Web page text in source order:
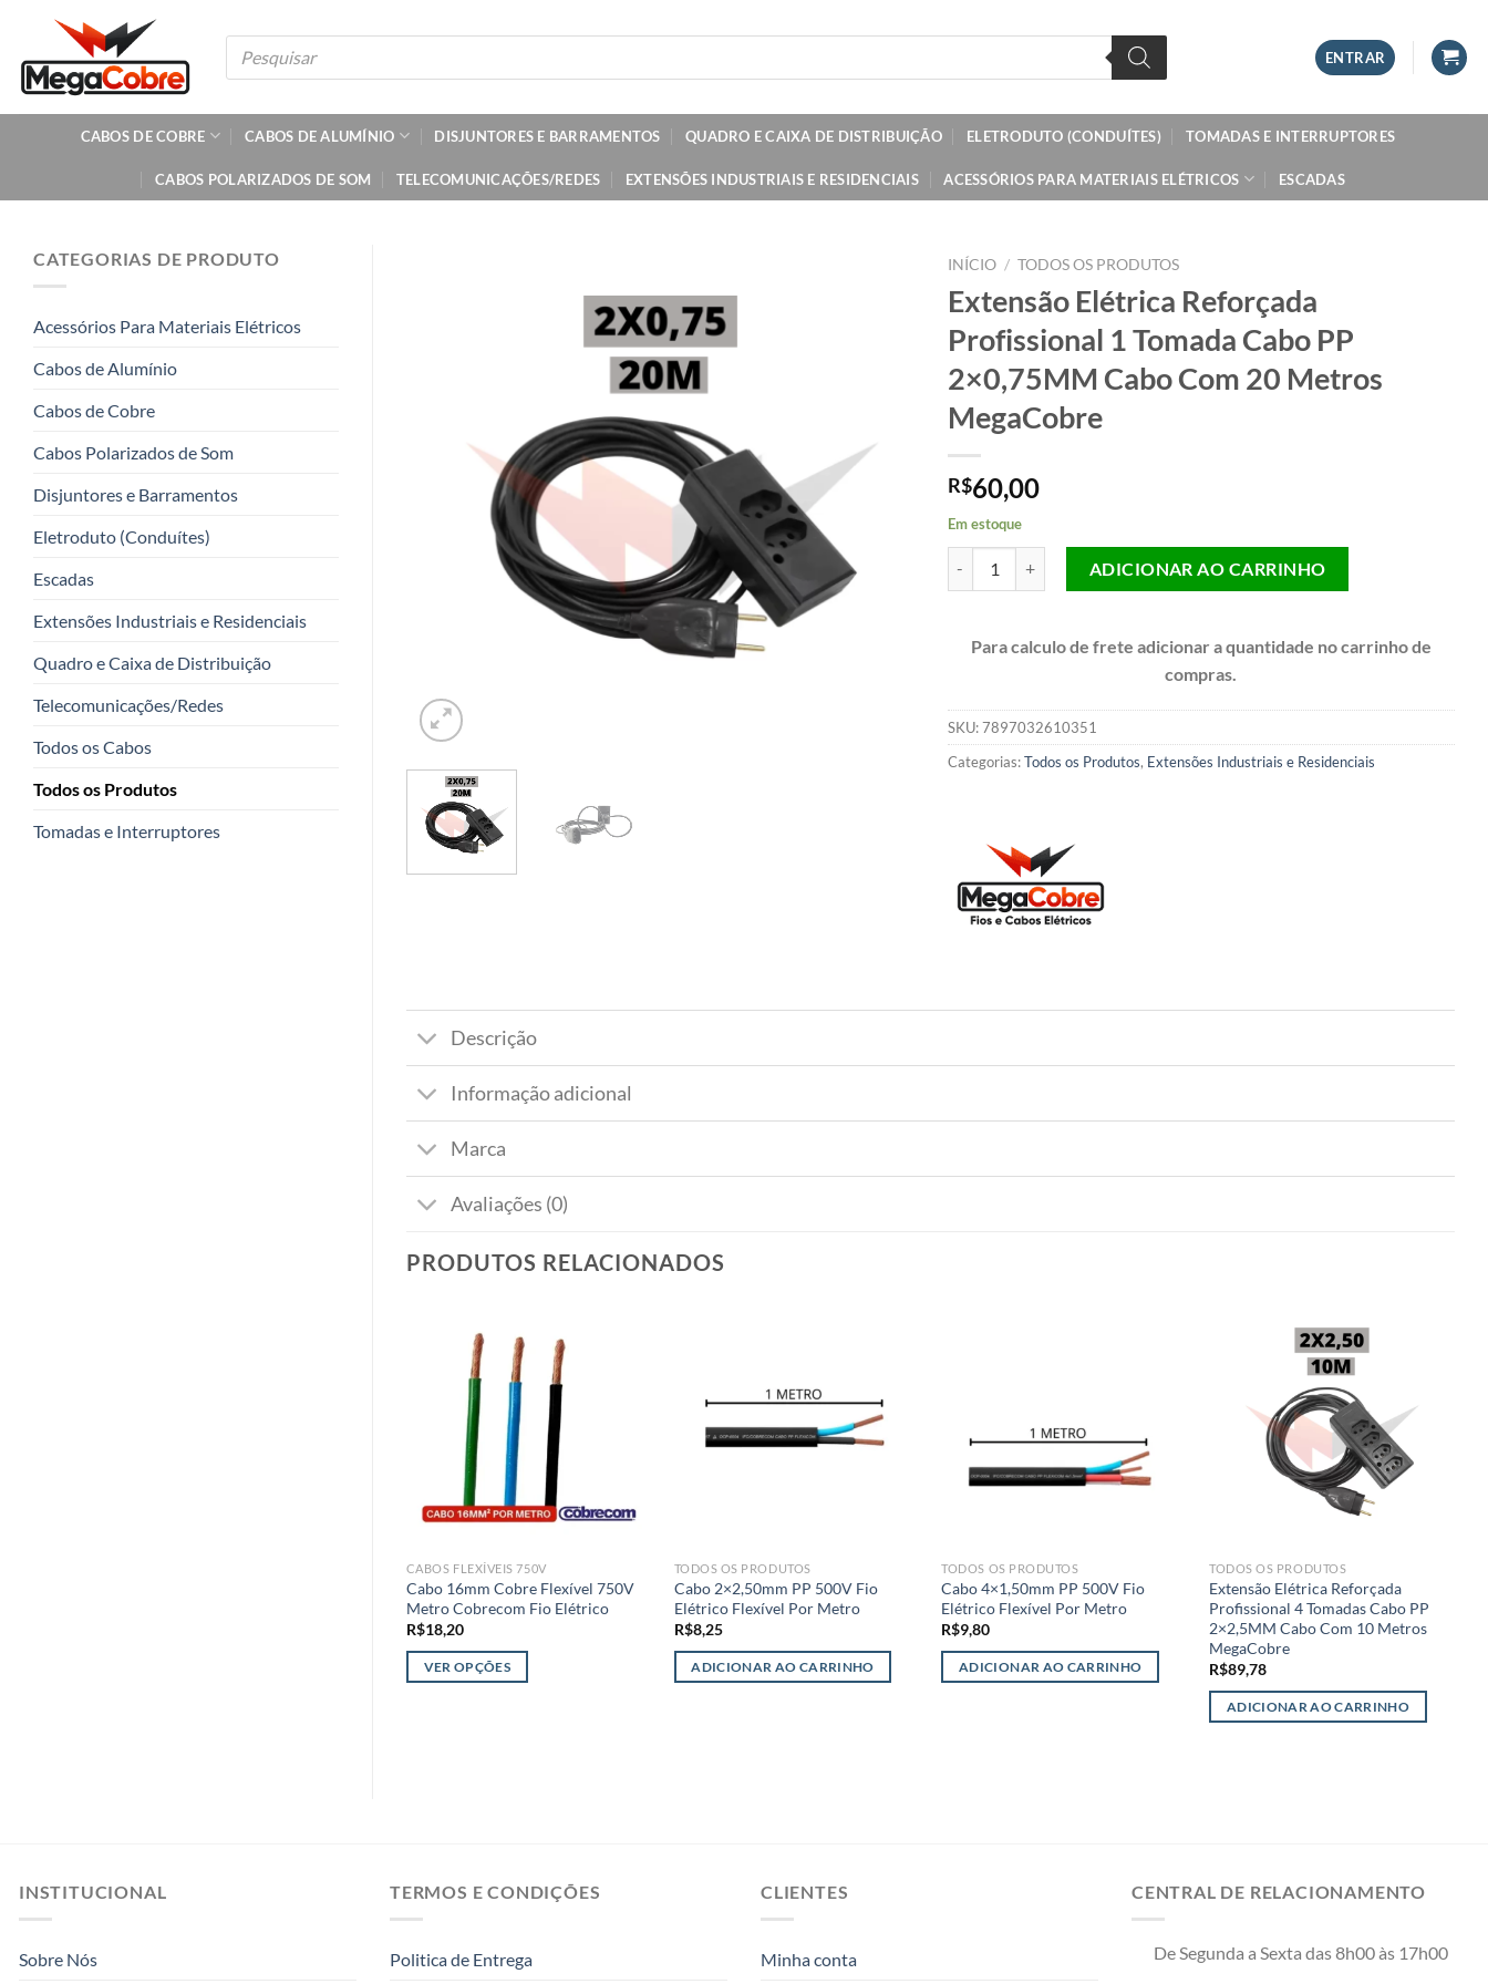
content
Pesquisar
produtos
ENTRAR
CABOS DE COBRE CABOS DE ALUMÍNIO DISJUNTORES E BARRAMENTOS QUADRO E CAIXA DE DISTRIBUIÇÃO ELETRODUTO (CONDUÍTES) TOMADAS E INTERRUPTORES
CABOS POLARIZADOS DE SOM TELECOMUNICAÇÕES/REDES EXTENSÕES INDUSTRIAIS E RESIDENCIAIS ACESSÓRIOS PARA MATERIAIS ELÉTRICOS ESCADAS
CATEGORIAS DE PRODUTO
Acessórios Para Materiais Elétricos
Cabos de Alumínio
Cabos de Cobre
Cabos Polarizados de Som
Disjuntores e Barramentos
Eletroduto (Conduítes)
Escadas
Extensões Industriais e Residenciais
Quadro e Caixa de Distribuição
Telecomunicações/Redes
Todos os Cabos
Todos os Produtos
Tomadas e Interruptores
INÍCIO / TODOS OS PRODUTOS
Extensão Elétrica Reforçada
Profissional 1 Tomada Cabo PP
2×0,75MM Cabo Com 20 Metros
MegaCobre
R$60,00
Em estoque
ADICIONAR AO CARRINHO
Para calculo de frete adicionar a quantidade no carrinho de
compras.
SKU:7897032610351
Categorias:Todos os Produtos, Extensões Industriais e Residenciais
Descrição
Informação adicional
Marca
Avaliações (0)
PRODUTOS RELACIONADOS
CABOS FLEXÍVEIS 750V
Cabo 16mm Cobre Flexível 750V
Metro Cobrecom Fio Elétrico
R$18,20
VER OPÇÕES
ser
escolhidas
TODOS OS PRODUTOS
Cabo 2×2,50mm PP 500V Fio
Elétrico Flexível Por Metro
R$8,25
ADICIONAR AO CARRINHO
TODOS OS PRODUTOS
Cabo 4×1,50mm PP 500V Fio
Elétrico Flexível Por Metro
R$9,80
ADICIONAR AO CARRINHO
TODOS OS PRODUTOS
Extensão Elétrica Reforçada
Profissional 4 Tomadas Cabo PP
2×2,5MM Cabo Com 10 Metros
MegaCobre
R$89,78
ADICIONAR AO CARRINHO
INSTITUCIONAL
Sobre Nós
TERMOS E CONDIÇÕES
Politica de Entrega
CLIENTES
Minha conta
CENTRAL DE RELACIONAMENTO
De Segunda a Sexta das 8h00 às 17h00